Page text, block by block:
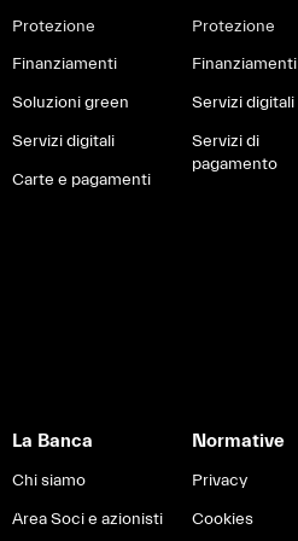
Protezione
Finanziamenti
Soluzioni green
Servizi digitali
Carte e pagamenti
Protezione
Finanziamenti
Servizi digitali
Servizi di
pagamento
La Banca
Chi siamo
Area Soci e azionisti
Normative
Privacy
Cookies